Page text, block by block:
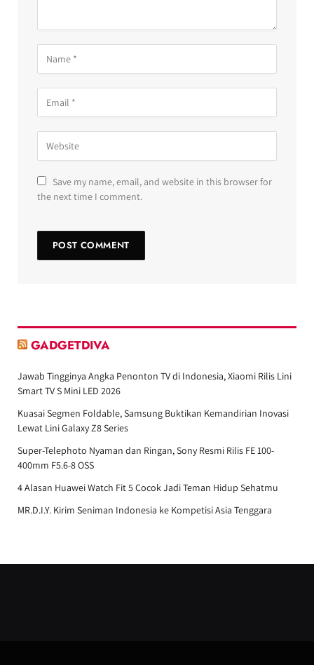
Save my name, email, and website in this browser for
the next time I comment.
GADGETDIVA
Jawab Tingginya Angka Penonton TV di Indonesia, Xiaomi Rilis Lini
Smart TV S Mini LED 2026
Kuasai Segmen Foldable, Samsung Buktikan Kemandirian Inovasi
Lewat Lini Galaxy Z8 Series
Super-Telephoto Nyaman dan Ringan, Sony Resmi Rilis FE 100-
400mm F5.6-8 OSS
4 Alasan Huawei Watch Fit 5 Cocok Jadi Teman Hidup Sehatmu
MR.D.I.Y. Kirim Seniman Indonesia ke Kompetisi Asia Tenggara